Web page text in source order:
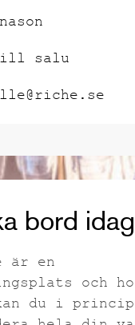
salu
bord
är en
och
du i princip